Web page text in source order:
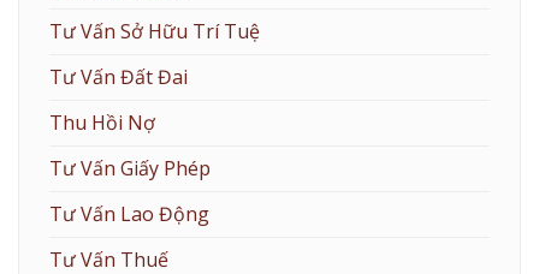
Tư Vấn Sở Hữu Trí Tuệ
Tư Vấn Đất Đai
Thu Hồi Nợ
Tư Vấn Giấy Phép
Tư Vấn Lao Động
Tư Vấn Thuế